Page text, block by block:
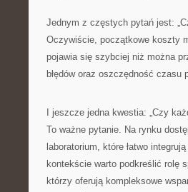
Jednym z częstych pytań jest:
Oczywiście, początkowe koszty
pojawia się szybciej niż można
błędów oraz oszczędność czasu
I jeszcze jedna kwestia: „Czy
To ważne pytanie. Na rynku
laboratorium, które łatwo
kontekście warto podkreślić rolę
którzy oferują kompleksowe